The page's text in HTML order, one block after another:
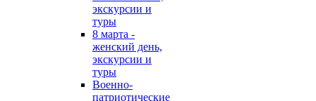
экскурсии и
туры
8 марта -
женский день,
экскурсии и
туры
Военно-
патриотические